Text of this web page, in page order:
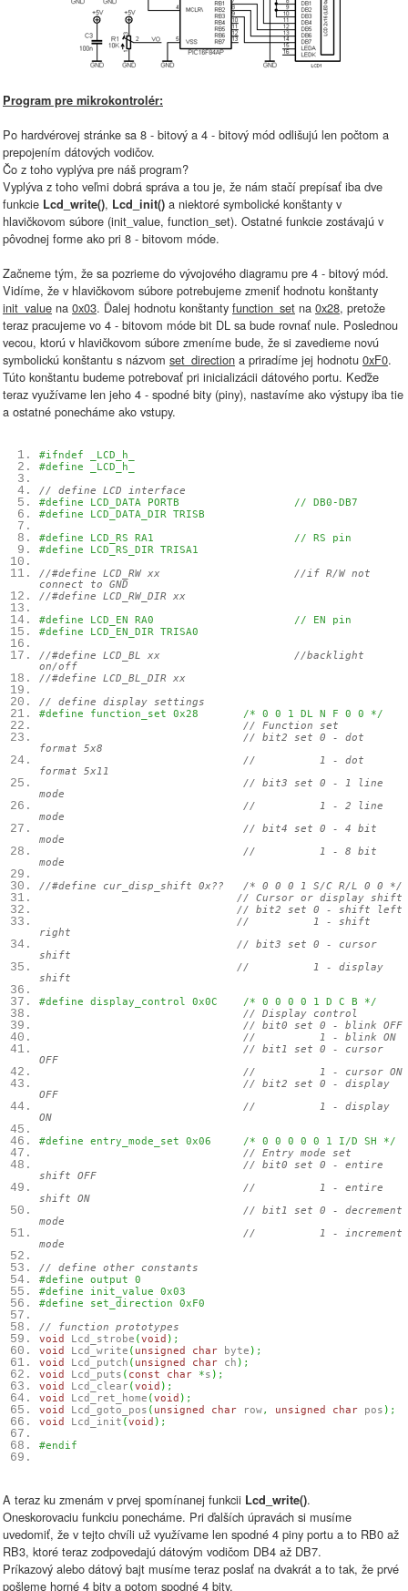
Program pre mikrokontrolér:
Po hardvérovej stránke sa 8 - bitový a 4 - bitový mód odlišujú len počtom a
prepojením dátových vodičov.
Čo z toho vyplýva pre náš program?
Vyplýva z toho veľmi dobrá správa a tou je, že nám stačí prepísať iba dve
funkcie Lcd_write(), Lcd_init() a niektoré symbolické konštanty v
hlavičkovom súbore (init_value, function_set). Ostatné funkcie zostávajú v
pôvodnej forme ako pri 8 - bitovom móde.
Začneme tým, že sa pozrieme do vývojového diagramu pre 4 - bitový mód.
Vidíme, že v hlavičkovom súbore potrebujeme zmeniť hodnotu konštanty
init_value na 0x03. Ďalej hodnotu konštanty function_set na 0x28, pretože
teraz pracujeme vo 4 - bitovom móde bit DL sa bude rovnať nule. Poslednou
vecou, ktorú v hlavičkovom súbore zmeníme bude, že si zavedieme novú
symbolickú konštantu s názvom set_direction a priradíme jej hodnotu 0xF0.
Túto konštantu budeme potrebovať pri inicializácii dátového portu. Keďže
teraz využívame len jeho 4 - spodné bity (piny), nastavíme ako výstupy iba tie
a ostatné ponecháme ako vstupy.
#ifndef _LCD_h_
#define _LCD_h_
// define LCD interface
#define LCD_DATA PORTB // DB0-DB7
#define LCD_DATA_DIR TRISB
#define LCD_RS RA1 // RS pin
#define LCD_RS_DIR TRISA1
//#define LCD_RW xx //if R/W not
connect to GND
//#define LCD_RW_DIR xx
#define LCD_EN RA0 // EN pin
#define LCD_EN_DIR TRISA0
//#define LCD_BL xx //backlight
on/off
//#define LCD_BL_DIR xx
// define display settings
#define function_set 0x28 /* 0 0 1 DL N F 0 0 */
// Function set
// bit2 set 0 - dot
format 5x8
// 1 - dot
format 5x11
// bit3 set 0 - 1 line
mode
// 1 - 2 line
mode
// bit4 set 0 - 4 bit
mode
// 1 - 8 bit
mode
//#define cur_disp_shift 0x?? /* 0 0 0 1 S/C R/L 0 0 */
// Cursor or display shift
// bit2 set 0 - shift left
// 1 - shift
right
// bit3 set 0 - cursor
shift
// 1 - display
shift
#define display_control 0x0C /* 0 0 0 0 1 D C B */
// Display control
// bit0 set 0 - blink OFF
// 1 - blink ON
// bit1 set 0 - cursor
OFF
// 1 - cursor ON
// bit2 set 0 - display
OFF
// 1 - display
ON
#define entry_mode_set 0x06 /* 0 0 0 0 0 1 I/D SH */
// Entry mode set
// bit0 set 0 - entire
shift OFF
// 1 - entire
shift ON
// bit1 set 0 - decrement
mode
// 1 - increment
mode
// define other constants
#define output 0
#define init_value 0x03
#define set_direction 0xF0
// function prototypes
void
Lcd_strobe (void ) ;
void
Lcd_write ( unsigned char byte ) ;
void
Lcd_putch ( unsigned char ch ) ;
void
Lcd_puts ( const char *s ) ;
void
Lcd_clear(void ) ;
void
Lcd_ret_home (void ) ;
void
Lcd_goto_pos ( unsigned char row, unsigned char pos ) ;
void
Lcd_init (void ) ;
#endif
A teraz ku zmenám v prvej spomínanej funkcii Lcd_write().
Oneskorovaciu funkciu ponecháme. Pri ďalších úpravách si musíme
uvedomiť, že v tejto chvíli už využívame len spodné 4 piny portu a to RB0 až
RB3, ktoré teraz zodpovedajú dátovým vodičom DB4 až DB7.
Príkazový alebo dátový bajt musíme teraz poslať na dvakrát a to tak, že prvé
pošleme horné 4 bity a potom spodné 4 bity.